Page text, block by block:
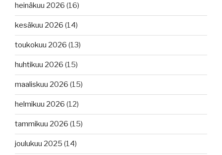
heinäkuu 2026 (16)
kesäkuu 2026 (14)
toukokuu 2026 (13)
huhtikuu 2026 (15)
maaliskuu 2026 (15)
helmikuu 2026 (12)
tammikuu 2026 (15)
joulukuu 2025 (14)